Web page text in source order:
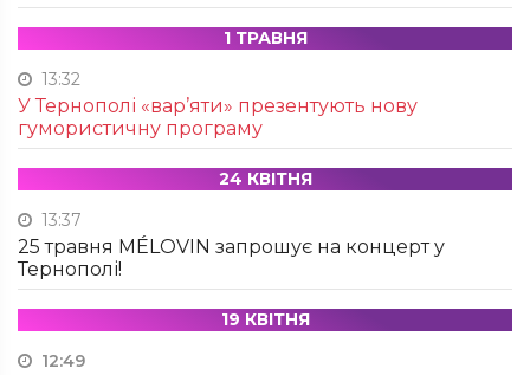
1 ТРАВНЯ
13:32
У Тернополі «вар’яти» презентують нову
гумористичну програму
24 КВІТНЯ
13:37
25 травня MÉLOVIN запрошує на концерт у
Тернополі!
19 КВІТНЯ
12:49